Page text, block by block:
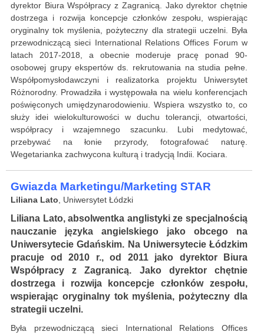
dyrektor Biura Współpracy z Zagranicą. Jako dyrektor chętnie
dostrzega i rozwija koncepcje członków zespołu, wspierając
oryginalny tok myślenia, pożyteczny dla strategii uczelni. Była
przewodniczącą sieci International Relations Offices Forum w
latach 2017-2018, a obecnie moderuje pracę ponad 90-
osobowej grupy ekspertów ds. rekrutowania na studia pełne.
Współpomysłodawczyni i realizatorka projektu Uniwersytet
Różnorodny. Prowadziła i występowała na wielu konferencjach
poświęconych umiędzynarodowieniu. Wspiera wszystko to, co
służy idei wielokulturowości w duchu tolerancji, otwartości,
współpracy i wzajemnego szacunku. Lubi medytować,
przebywać na łonie przyrody, fotografować naturę.
Wegetarianka zachwycona kulturą i tradycją Indii. Kociara.
Gwiazda Marketingu/Marketing STAR
Liliana Lato, Uniwersytet Łódzki
Liliana Lato, absolwentka anglistyki ze specjalnością
nauczanie języka angielskiego jako obcego na
Uniwersytecie Gdańskim. Na Uniwersytecie Łódzkim
pracuje od 2010 r., od 2011 jako dyrektor Biura
Współpracy z Zagranicą. Jako dyrektor chętnie
dostrzega i rozwija koncepcje członków zespołu,
wspierając oryginalny tok myślenia, pożyteczny dla
strategii uczelni.
Była przewodniczącą sieci International Relations Offices